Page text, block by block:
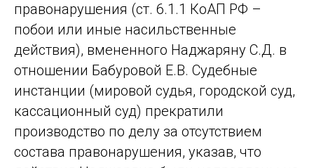
правонарушения (ст. 6.1.1 КоАП РФ –
побои или иные насильственные
действия), вмененного Наджаряну С.Д. в
отношении Бабуровой Е.В. Судебные
инстанции (мировой судья, городской суд,
кассационный суд) прекратили
производство по делу за отсутствием
состава правонарушения, указав, что